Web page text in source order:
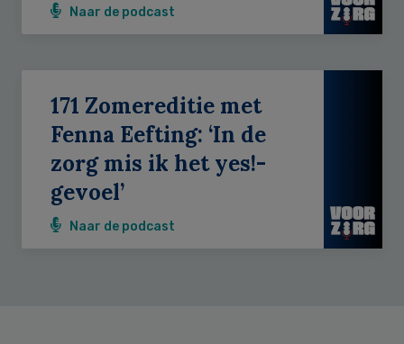
Naar de podcast
171 Zomereditie met
Fenna Eefting: ‘In de
zorg mis ik het yes!-
gevoel’
Naar de podcast